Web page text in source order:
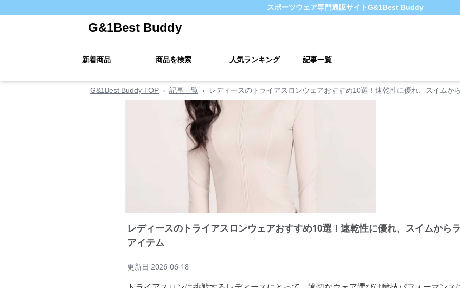
スポーツウェア専門通販サイトG&1Best Buddy
G&1Best Buddy
新着商品 商品を検索 人気ランキング 記事一覧
G&1Best Buddy TOP › 記事一覧 › レディースのトライアスロンウェアおすすめ10選！速乾性に優れ、スイムか
レディースのトライアスロンウェアおすすめ10選！速乾性に優れ、スイムから
アイテム
更新日 2026-06-18